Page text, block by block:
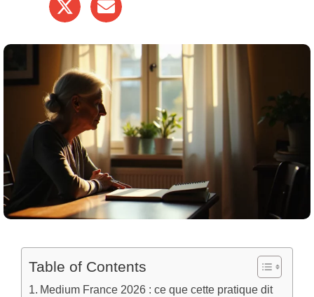
Table of Contents
Medium France 2026 : ce que cette pratique dit